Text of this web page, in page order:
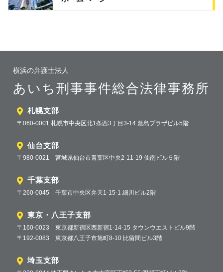
横浜の弁護士法人
あいち刑事事件総合法律事務所
札幌支部
〒060-0001 札幌市中央区北1条西3丁目3-14 敷島プラザビル5階
仙台支部
〒980-0021 宮城県仙台市青葉区中央2-11-19 仙南ビル５階
千葉支部
〒260-0045 千葉市中央区弁天1-15-1 細川ビル2階
東京・八王子支部
〒160-0023 東京都新宿区西新宿1-14-15 タウンウエストビル9階
〒192-0083 東京都八王子市旭町8-10 比留間ビル3階
埼玉支部